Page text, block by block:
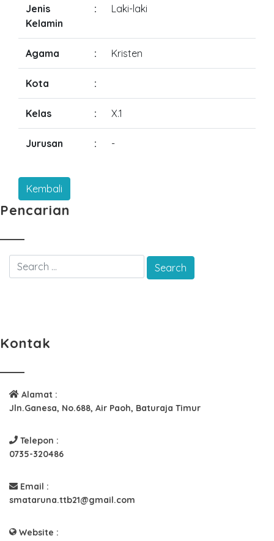
Jenis
Kelamin
: Laki-laki
Agama : Kristen
Kota :
Kelas : X.1
Jurusan : -
Pencarian
Kontak
Alamat :
Jln.Ganesa, No.688, Air Paoh, Baturaja Timur
Telepon :
0735-320486
Email :
smataruna.ttb21@gmail.com
Website :